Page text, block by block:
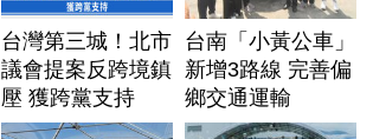
台灣第三城！北市
議會提案反跨境鎮
壓 獲跨黨支持
台南「小黃公車」
新增3路線 完善偏
鄉交通運輸